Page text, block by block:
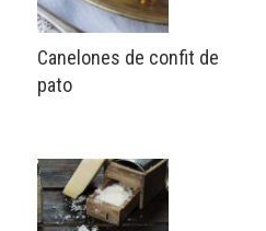
Canelones de confit de
pato